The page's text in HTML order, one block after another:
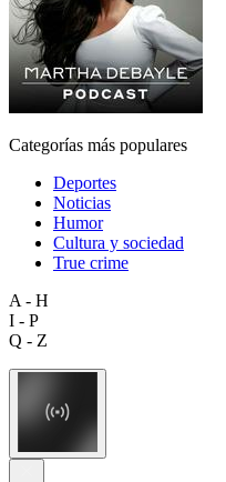
Categorías más populares
Deportes
Noticias
Humor
Cultura y sociedad
True crime
A - H
I - P
Q - Z